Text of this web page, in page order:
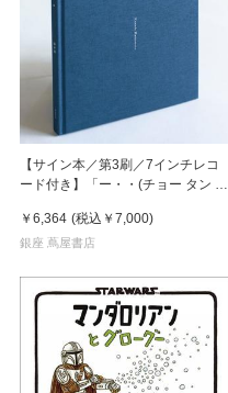
【サイン本／第3刷／7インチレコ
ード付き】「ー・・(チョー タン タ
￥6,364 (税込 ￥7,000)
銀座 蔦屋書店